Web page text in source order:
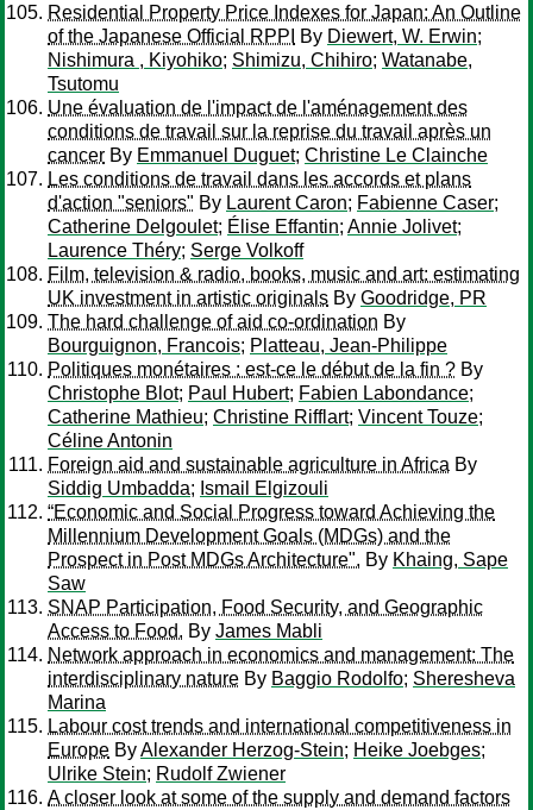
Residential Property Price Indexes for Japan: An Outline
of the Japanese Official RPPI
By Diewert, W. Erwin;
Nishimura , Kiyohiko; Shimizu, Chihiro; Watanabe,
Tsutomu
Une évaluation de l'impact de l'aménagement des
conditions de travail sur la reprise du travail après un
cancer By Emmanuel Duguet; Christine Le Clainche
Les conditions de travail dans les accords et plans
d'action "seniors" By Laurent Caron; Fabienne Caser;
Catherine Delgoulet; Élise Effantin; Annie Jolivet;
Laurence Théry; Serge Volkoff
Film, television & radio, books, music and art: estimating
UK investment in artistic originals By Goodridge, PR
The hard challenge of aid co-ordination By
Bourguignon, Francois; Platteau, Jean-Philippe
Politiques monétaires : est-ce le début de la fin ? By
Christophe Blot; Paul Hubert; Fabien Labondance;
Catherine Mathieu; Christine Rifflart; Vincent Touze;
Céline Antonin
Foreign aid and sustainable agriculture in Africa By
Siddig Umbadda; Ismail Elgizouli
“Economic and Social Progress toward Achieving the
Millennium Development Goals (MDGs) and the
Prospect in Post MDGs Architecture". By Khaing, Sape
Saw
SNAP Participation, Food Security, and Geographic
Access to Food. By James Mabli
Network approach in economics and management: The
interdisciplinary nature By Baggio Rodolfo; Sheresheva
Marina
Labour cost trends and international competitiveness in
Europe ByAlexander Herzog-Stein; Heike Joebges;
Ulrike Stein; Rudolf Zwiener
A closer look at some of the supply and demand factors